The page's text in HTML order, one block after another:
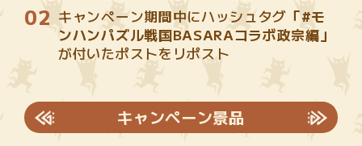
キャンペーン期間中にハッシュタグ 「#モ
ンハンパズル戦国BASARAコラボ政宗編」
が付いたポストをリポスト
キャンペーン景品